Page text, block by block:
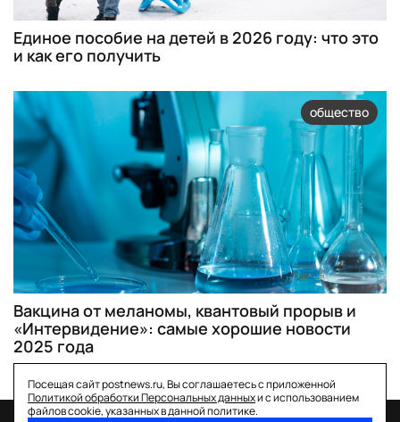
Единое пособие на детей в 2026 году: что это
и как его получить
общество
Вакцина от меланомы, квантовый прорыв и
«Интервидение»: самые хорошие новости
2025 года
Посещая сайт postnews.ru, Вы соглашаетесь с приложенной
Политикой обработки Персональных данныхи с использованием
файлов cookie, указанных в данной политике.